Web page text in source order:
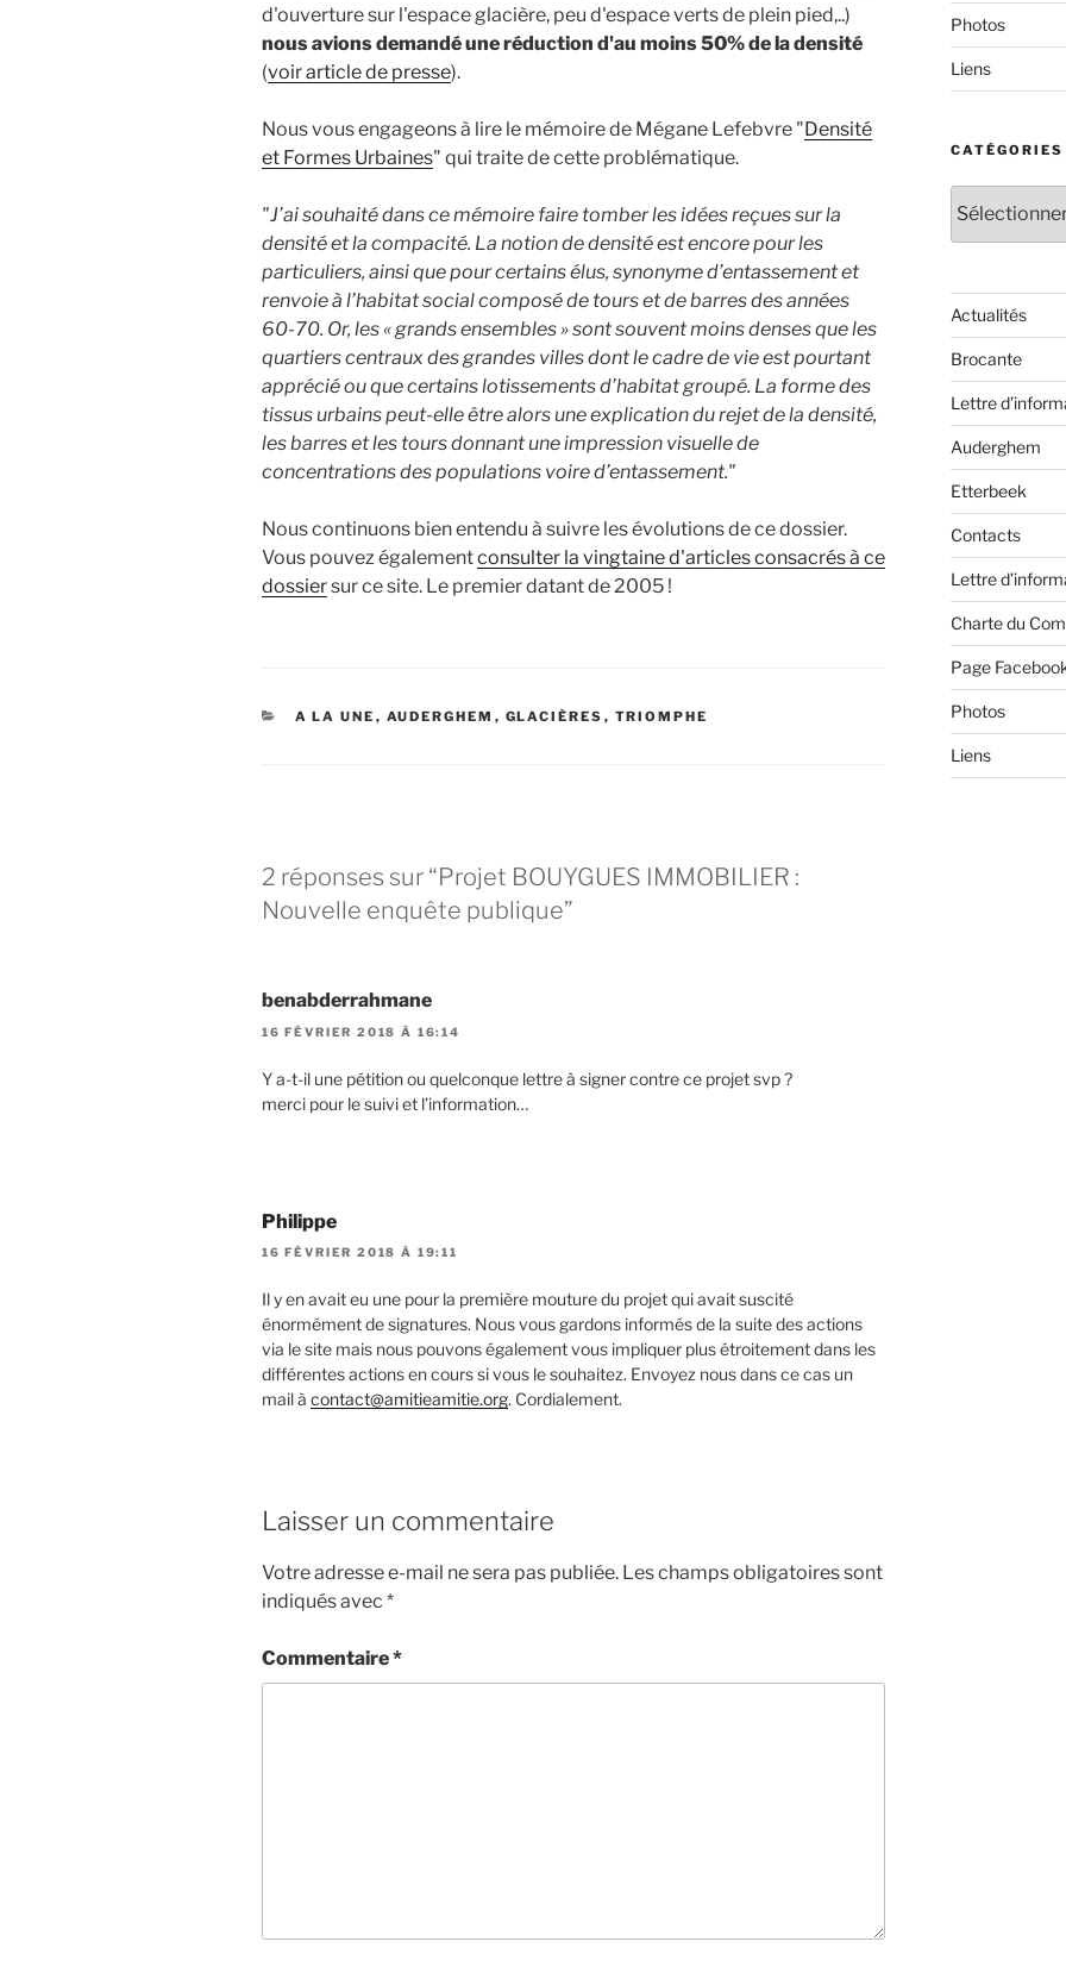
d'ouverture sur l'espace glacière, peu d'espace verts de plein pied,..)
nous avions demandé une réduction d'au moins 50% de la densité
(voir article de presse).
Nous vous engageons à lire le mémoire de Mégane Lefebvre "Densité
et Formes Urbaines" qui traite de cette problématique.
"J’ai souhaité dans ce mémoire faire tomber les idées reçues sur la
densité et la compacité. La notion de densité est encore pour les
particuliers, ainsi que pour certains élus, synonyme d’entassement et
renvoie à l’habitat social composé de tours et de barres des années
60-70. Or, les « grands ensembles » sont souvent moins denses que les
quartiers centraux des grandes villes dont le cadre de vie est pourtant
apprécié ou que certains lotissements d’habitat groupé. La forme des
tissus urbains peut-elle être alors une explication du rejet de la densité,
les barres et les tours donnant une impression visuelle de
concentrations des populations voire d’entassement."
Nous continuons bien entendu à suivre les évolutions de ce dossier.
Vous pouvez égalementconsulter la vingtaine d'articles consacrés à ce
dossiersur ce site. Le premier datant de 2005 !
CATÉGORIES
A LA UNE , AUDERGHEM , GLACIÈRES , TRIOMPHE
2 réponses sur “Projet BOUYGUES IMMOBILIER :
Nouvelle enquête publique”
benabderrahmane
16 FÉVRIER 2018 À 16:14
Y a-t-il une pétition ou quelconque lettre à signer contre ce projet svp ?
merci pour le suivi et l’information…
Philippe
16 FÉVRIER 2018 À 19:11
Il y en avait eu une pour la première mouture du projet qui avait suscité
énormément de signatures. Nous vous gardons informés de la suite des actions
via le site mais nous pouvons également vous impliquer plus étroitement dans les
différentes actions en cours si vous le souhaitez. Envoyez nous dans ce cas un
mail à contact@amitieamitie.org. Cordialement.
Laisser un commentaire
Votre adresse e-mail ne sera pas publiée. Les champs obligatoires sont
indiqués avec *
Commentaire*
Photos
Liens
CATÉGORIES
Actualités
Brocante
Lettre
Auderghem
Etterbeek
Contacts
Lettre
Charte du
Page
Photos
Liens